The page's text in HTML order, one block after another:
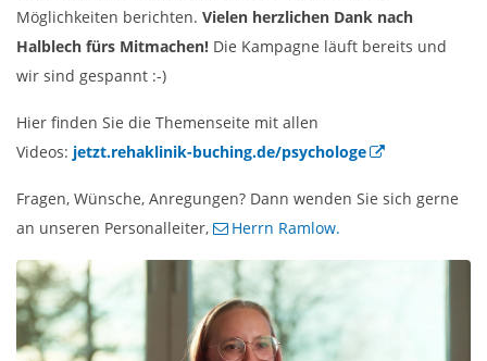
Möglichkeiten berichten. Vielen herzlichen Dank nach
Halblech fürs Mitmachen! Die Kampagne läuft bereits und
wir sind gespannt :-)
Hier finden Sie die Themenseite mit allen
Videos: jetzt.rehaklinik-buching.de/psychologe
Fragen, Wünsche, Anregungen? Dann wenden Sie sich gerne
an unseren Personalleiter,
Herrn Ramlow.